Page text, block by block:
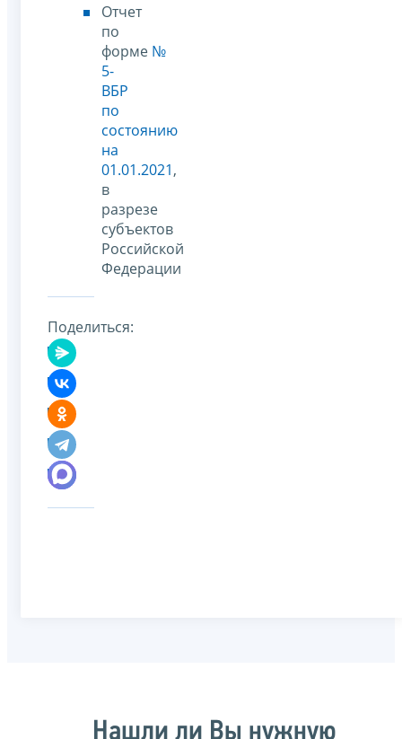
Отчет
по
форме №
5-
ВБР
по
состоянию
на
01.01.2021,
в
разрезе
субъектов
Российской
Федерации
Поделиться:
Нашли ли Вы нужную